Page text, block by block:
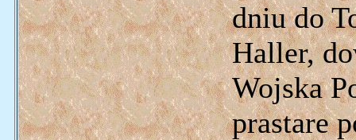
dniu do
Haller,
Wojska
prastare